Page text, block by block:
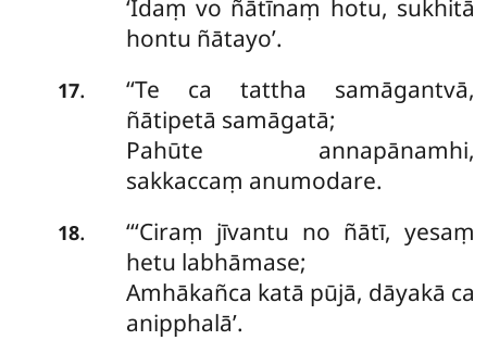
‘Idaṃ vo ñātīnaṃ hotu, sukhitā
hontu ñātayo’.
17.
‘‘Te ca tattha samāgantvā,
ñātipetā samāgatā;
Pahūte annapānamhi,
sakkaccaṃ anumodare.
18.
‘‘‘Ciraṃ jīvantu no ñātī, yesaṃ
hetu labhāmase;
Amhākañca katā pūjā, dāyakā ca
anipphalā’.